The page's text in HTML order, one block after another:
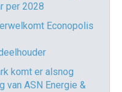
per 2028
Econopolis
komt er alsnog
van ASN Energie &